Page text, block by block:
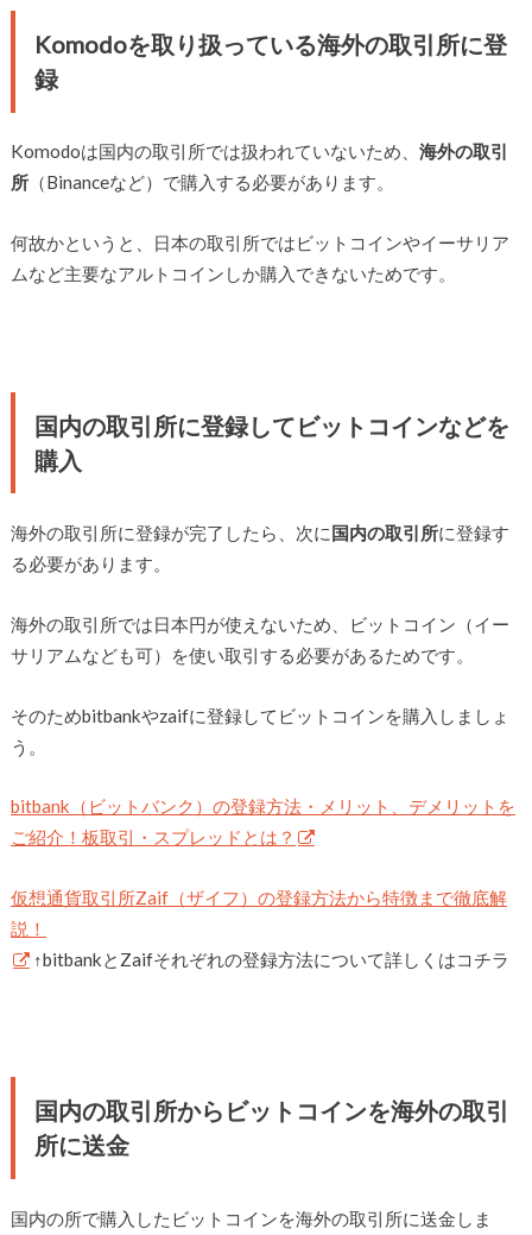
Komodoを取り扱っている海外の取引所に登
録
Komodoは国内の取引所では扱われていないため、 海外の取引
所（Binanceなど）で購入する必要があります。
何故かというと、日本の取引所ではビットコインやイーサリア
ムなど主要なアルトコインしか購入できないためです。
国内の取引所に登録してビットコインなどを
購入
海外の取引所に登録が完了したら、次に 国内の取引所に登録す
る必要があります。
海外の取引所では日本円が使えないため、ビットコイン（イー
サリアムなども可）を使い取引する必要があるためです。
そのためbitbankやzaifに登録してビットコインを購入しましょ
う。
bitbank（ビットバンク）の登録方法・メリット、デメリットを
ご紹介！板取引・スプレッドとは？
仮想通貨取引所Zaif（ザイフ）の登録方法から特徴まで徹底解
説！
↑bitbankとZaifそれぞれの登録方法について詳しくはコチラ
国内の取引所からビットコインを海外の取引
所に送金
国内の所で購入したビットコインを海外の取引所に送金しま